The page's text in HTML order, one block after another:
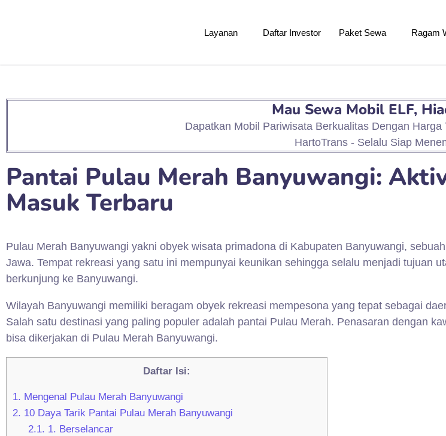
Layanan Daftar Investor Paket Sewa Ragam
Mau Sewa Mobil ELF,
Dapatkan Mobil Pariwisata Berkualitas Dengan
HartoTrans - Selalu Siap
Pantai Pulau Merah Banyuwangi:
Masuk Terbaru
Pulau Merah Banyuwangi yakni obyek wisata primadona di Kabupaten Banyuwangi,
Jawa. Tempat rekreasi yang satu ini mempunyai keunikan sehingga selalu menjadi tujuan
berkunjung ke Banyuwangi.
Wilayah Banyuwangi memiliki beragam obyek rekreasi mempesona yang tepat sebagai
Salah satu destinasi yang paling populer adalah pantai Pulau Merah. Penasaran dengan
bisa dikerjakan di Pulau Merah Banyuwangi.
Daftar Isi:
1. Mengenal Pulau Merah Banyuwangi
2. 10 Daya Tarik Pantai Pulau Merah Banyuwangi
2.1. 1. Berselancar